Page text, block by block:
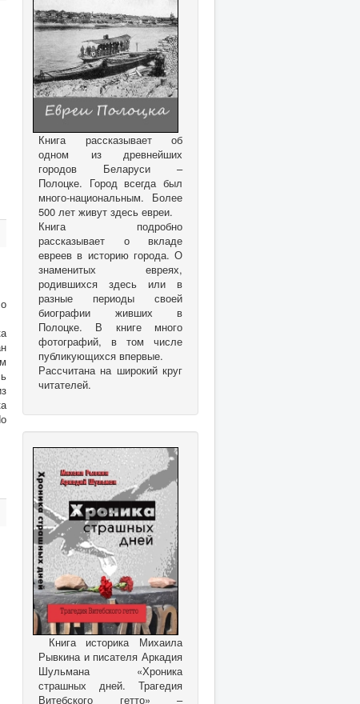
Книга рассказывает об
одном из древнейших
городов Беларуси –
Полоцке. Город всегда был
много-национальным. Более
500 лет живут здесь евреи.
Книга подробно
рассказывает о вкладе
евреев в историю города. О
знаменитых евреях,
родившихся здесь или в
разные периоды своей
биографии живших в
Полоцке. В книге много
фотографий, в том числе
публикующихся впервые.
Рассчитана на широкий круг
читателей.
Книга историка Михаила
Рывкина и писателя Аркадия
Шульмана «Хроника
страшных дней. Трагедия
Витебского гетто» –